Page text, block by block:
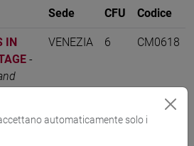
Sede CFU Codice
IN
-
VENEZIA 6 CM0618
automaticamente solo i